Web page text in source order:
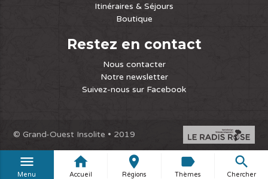
Itinéraires & Séjours
Boutique
Restez en contact
Nous contacter
Notre newsletter
Suivez-nous sur Facebook
© Grand-Ouest Insolite • 2019
menu
Menu
home
Accueil
place
Régions
label
Thèmes
search
Chercher